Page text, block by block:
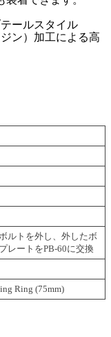
ールスタイル
ン）加工による高
ルトを外し、外したボ
レートをPB-60に交換
Ring (75mm)